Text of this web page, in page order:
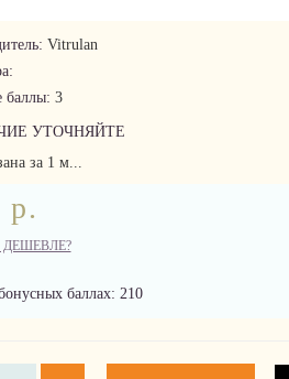
Vitrulan
баллы: 3
УТОЧНЯЙТЕ
за 1 м...
р.
баллах: 210